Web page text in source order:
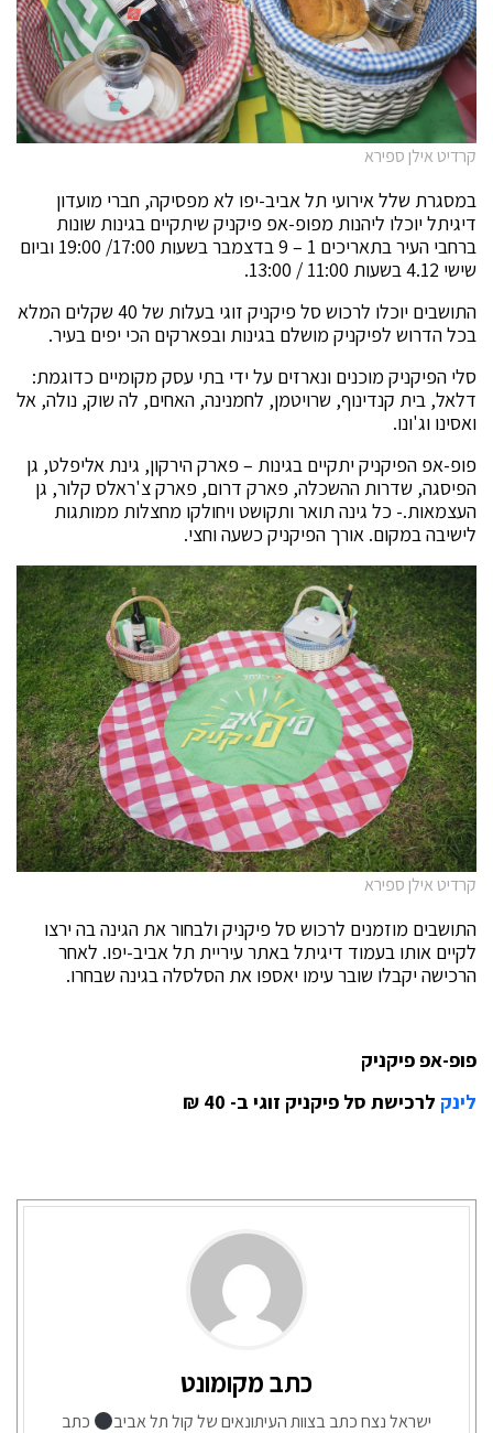
קרדיט אילן ספירא
במסגרת שלל אירועי תל אביב-יפו לא מפסיקה, חברי מועדון
דיגיתל יוכלו ליהנות מפופ-אפ פיקניק שיתקיים בגינות שונות
ברחבי העיר בתאריכים 1 – 9 בדצמבר בשעות 17:00/ 19:00 וביום
שישי 4.12 בשעות 11:00 / 13:00.
התושבים יוכלו לרכוש סל פיקניק זוגי בעלות של 40 שקלים המלא
בכל הדרוש לפיקניק מושלם בגינות ובפארקים הכי יפים בעיר.
סלי הפיקניק מוכנים ונארזים על ידי בתי עסק מקומיים כדוגמת:
דלאל, בית קנדינוף, שרויטמן, לחמנינה, האחים, לה שוק, נולה, אל
ואסינו וג'ונו.
פופ-אפ הפיקניק יתקיים בגינות – פארק הירקון, גינת אליפלט, גן
הפיסגה, שדרות ההשכלה, פארק דרום, פארק צ'ראלס קלור, גן
העצמאות.- כל גינה תואר ותקושט ויחולקו מחצלות ממותגות
לישיבה במקום. אורך הפיקניק כשעה וחצי.
קרדיט אילן ספירא
התושבים מוזמנים לרכוש סל פיקניק ולבחור את הגינה בה ירצו
לקיים אותו בעמוד דיגיתל באתר עיריית תל אביב-יפו. לאחר
הרכישה יקבלו שובר עימו יאספו את הסלסלה בגינה שבחרו.
פופ-אפ פיקניק
לינק לרכישת סל פיקניק זוגי ב- 40 ₪
כתב מקומונט
ישראל נצח כתב בצוות העיתונאים של קול תל אביב כתב